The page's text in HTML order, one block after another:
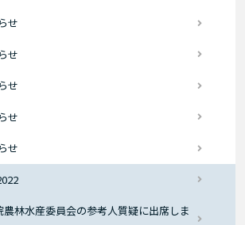
せ
せ
せ
せ
せ
林水産委員会の参考人質疑に出席しま